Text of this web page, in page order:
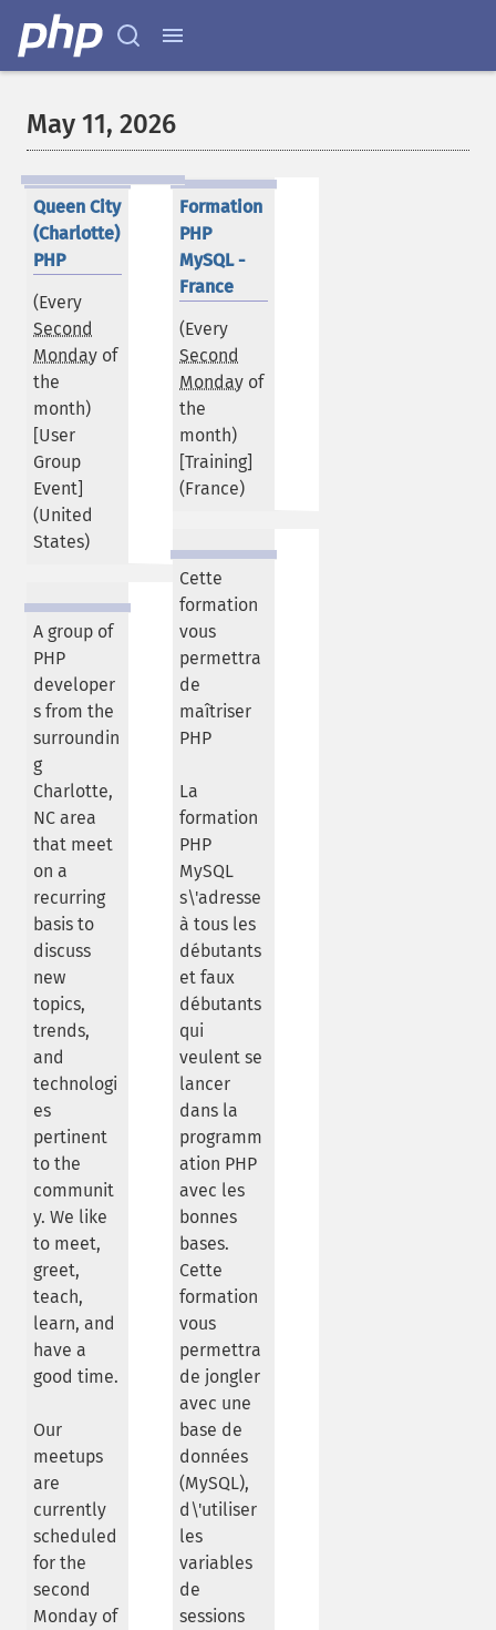
May 11, 2026
Queen City
(Charlotte)
PHP
(Every
Second
Monday of
the
month)
[User
Group
Event]
(United
States)
A group of
PHP
developer
s from the
surroundin
g
Charlotte,
NC area
that meet
on a
recurring
basis to
discuss
new
topics,
trends,
and
technologi
es
pertinent
to the
communit
y. We like
to meet,
greet,
teach,
learn, and
have a
good time.
Our
meetups
are
currently
scheduled
for the
second
Monday of
Formation
PHP
MySQL -
France
(Every
Second
Monday of
the
month)
[Training]
(France)
Cette
formation
vous
permettra
de
maîtriser
PHP
La
formation
PHP
MySQL
s\'adresse
à tous les
débutants
et faux
débutants
qui
veulent se
lancer
dans la
programm
ation PHP
avec les
bonnes
bases.
Cette
formation
vous
permettra
de jongler
avec une
base de
données
(MySQL),
d\'utiliser
les
variables
de
sessions